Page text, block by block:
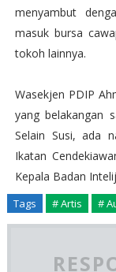
menyambut
masuk bursa
tokoh lainnya.
Wasekjen PDIP
yang belakangan
Selain Susi, ada
Ikatan
Kepala Badan
Tags # Artis #